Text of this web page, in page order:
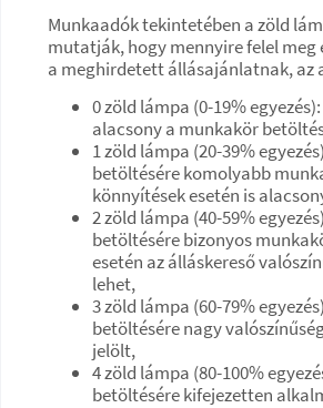
Munkaadók tekintetében a zöld
mutatják, hogy mennyire felel meg
a meghirdetett állásajánlatnak, az
0 zöld lámpa (0-19%
alacsony a munkakör
1 zöld lámpa (20-39%
betöltésére komolyabb
könnyítések esetén is
2 zöld lámpa (40-59%
betöltésére bizonyos
esetén az álláskereső
lehet,
3 zöld lámpa (60-79%
betöltésére nagy
jelölt,
4 zöld lámpa (80-100%
betöltésére kifejezetten